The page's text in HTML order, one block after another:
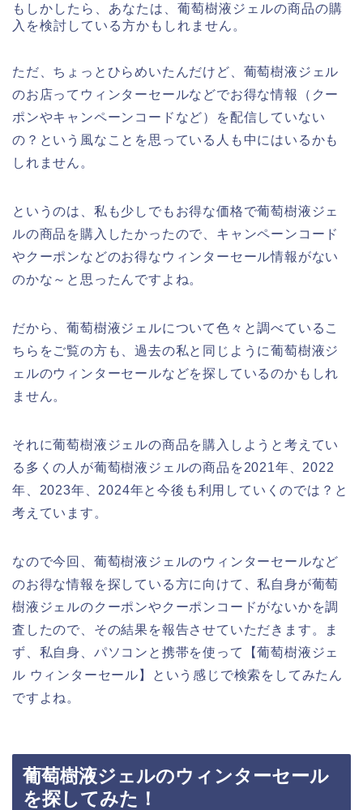
もしかしたら、あなたは、葡萄樹液ジェルの商品の購
入を検討している方かもしれません。
ただ、ちょっとひらめいたんだけど、葡萄樹液ジェル
のお店ってウィンターセールなどでお得な情報（クー
ポンやキャンペーンコードなど）を配信していない
の？という風なことを思っている人も中にはいるかも
しれません。
というのは、私も少しでもお得な価格で葡萄樹液ジェ
ルの商品を購入したかったので、キャンペーンコード
やクーポンなどのお得なウィンターセール情報がない
のかな～と思ったんですよね。
だから、葡萄樹液ジェルについて色々と調べているこ
ちらをご覧の方も、過去の私と同じように葡萄樹液ジ
ェルのウィンターセールなどを探しているのかもしれ
ません。
それに葡萄樹液ジェルの商品を購入しようと考えてい
る多くの人が葡萄樹液ジェルの商品を2021年、2022
年、2023年、2024年と今後も利用していくのでは？と
考えています。
なので今回、葡萄樹液ジェルのウィンターセールなど
のお得な情報を探している方に向けて、私自身が葡萄
樹液ジェルのクーポンやクーポンコードがないかを調
査したので、その結果を報告させていただきます。ま
ず、私自身、パソコンと携帯を使って【葡萄樹液ジェ
ル ウィンターセール】という感じで検索をしてみたん
ですよね。
葡萄樹液ジェルのウィンターセール
を探してみた！